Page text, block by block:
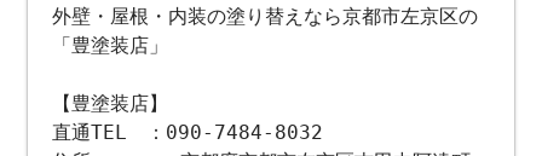
外壁・屋根・内装の塗り替えなら京都市左京区の
「豊塗装店」
【豊塗装店】
直通TEL ：090-7484-8032